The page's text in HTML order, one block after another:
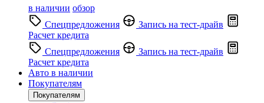
в наличии обзор
Спецпредложения
Запись на тест-драйв
Расчет кредита
Спецпредложения
Запись на тест-драйв
Расчет кредита
Авто в наличии
Покупателям
Покупателям